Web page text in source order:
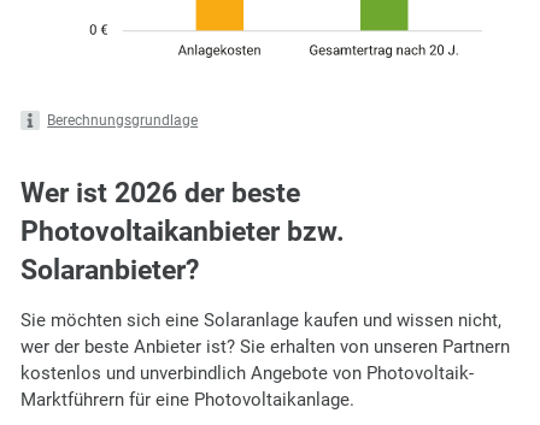
Berechnungsgrundlage
Wer ist 2026 der beste
Photovoltaikanbieter bzw.
Solaranbieter?
Sie möchten sich eine Solaranlage kaufen und wissen nicht,
wer der beste Anbieter ist? Sie erhalten von unseren Partnern
kostenlos und unverbindlich Angebote von Photovoltaik-
Marktführern für eine Photovoltaikanlage.